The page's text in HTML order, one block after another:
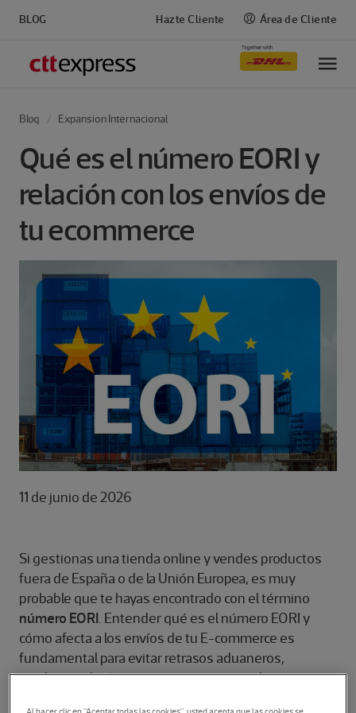
BLOG Área de Cliente
Hazte Cliente
Blog Expansion Internacional
Qué es el número EORI y
relación con los envíos de
tu ecommerce
11 de junio de 2026
Si gestionas una tienda online y vendes productos
fuera de España o de la Unión Europea, es muy
probable que te hayas encontrado con el término
número EORI. Entender qué es el número EORI y
cómo afecta a los envíos de tu E-commerce es
fundamental para evitar retrasos aduaneros,
incidencias logísticas o costes inesperados.